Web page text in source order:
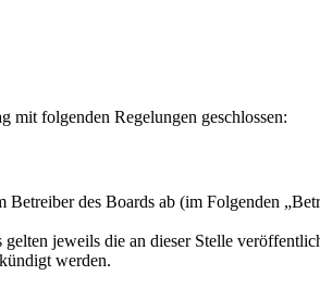
folgenden Regelungen geschlossen:
des Boards ab (im Folgenden
jeweils die an dieser Stelle
werden.